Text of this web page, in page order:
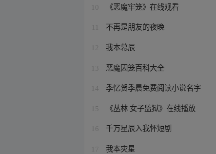
10 《恶魔牢笼》在线观看
不再是朋友的夜晚
12 我本幕辰
13 恶魔囚笼百科大全
14 季忆贺季晨免费阅读小说名字
15 《丛林 女子监狱》在线播放
16 千万星辰入我怀短剧
17 我本灾星